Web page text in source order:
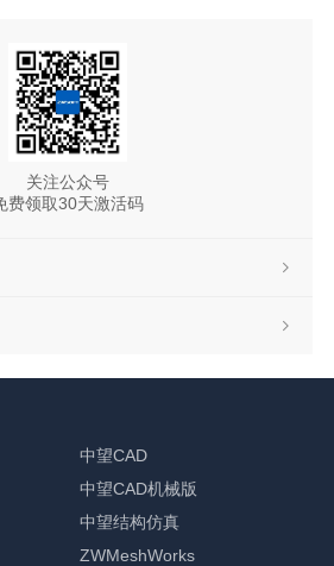
关注公众号
费领取30天激活码
中望CAD
中望CAD机械版
中望结构仿真
ZWMeshWorks